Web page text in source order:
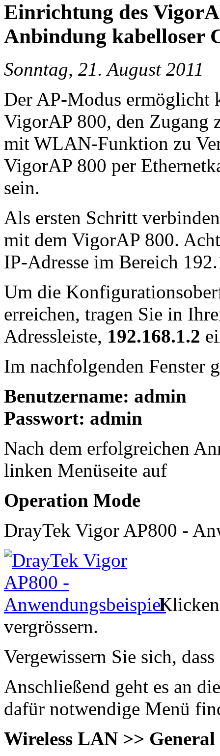
Einrichtung des
Anbindung kabelloser
Sonntag, 21. August 2011
Der AP-Modus ermöglicht
VigorAP 800, den Zugang
mit WLAN-Funktion zu
VigorAP 800 per
sein.
Als ersten Schritt
mit dem VigorAP 800.
IP-Adresse im Bereich
Um die
erreichen, tragen Sie in
Adressleiste, 192.168.1.2
Im nachfolgenden Fenster
Benutzername: admin
Passwort: admin
Nach dem erfolgreichen
linken Menüseite auf
Operation Mode
DrayTek Vigor AP800 -
vergrössern.
Vergewissern Sie sich,
Anschließend geht es an
dafür notwendige Menü
Wireless LAN >> General